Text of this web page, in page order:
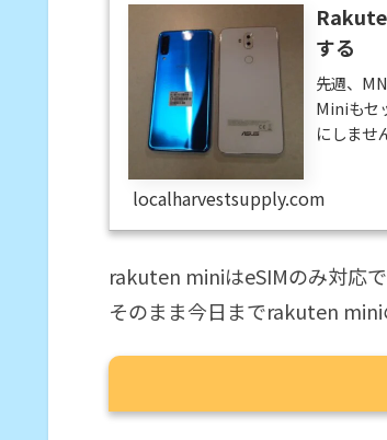
する
先週、
Miniもセ
にしませ
Rakuten
localharvestsupply.com
rakuten miniはeSIMのみ対応で
そのまま今日までrakuten mini